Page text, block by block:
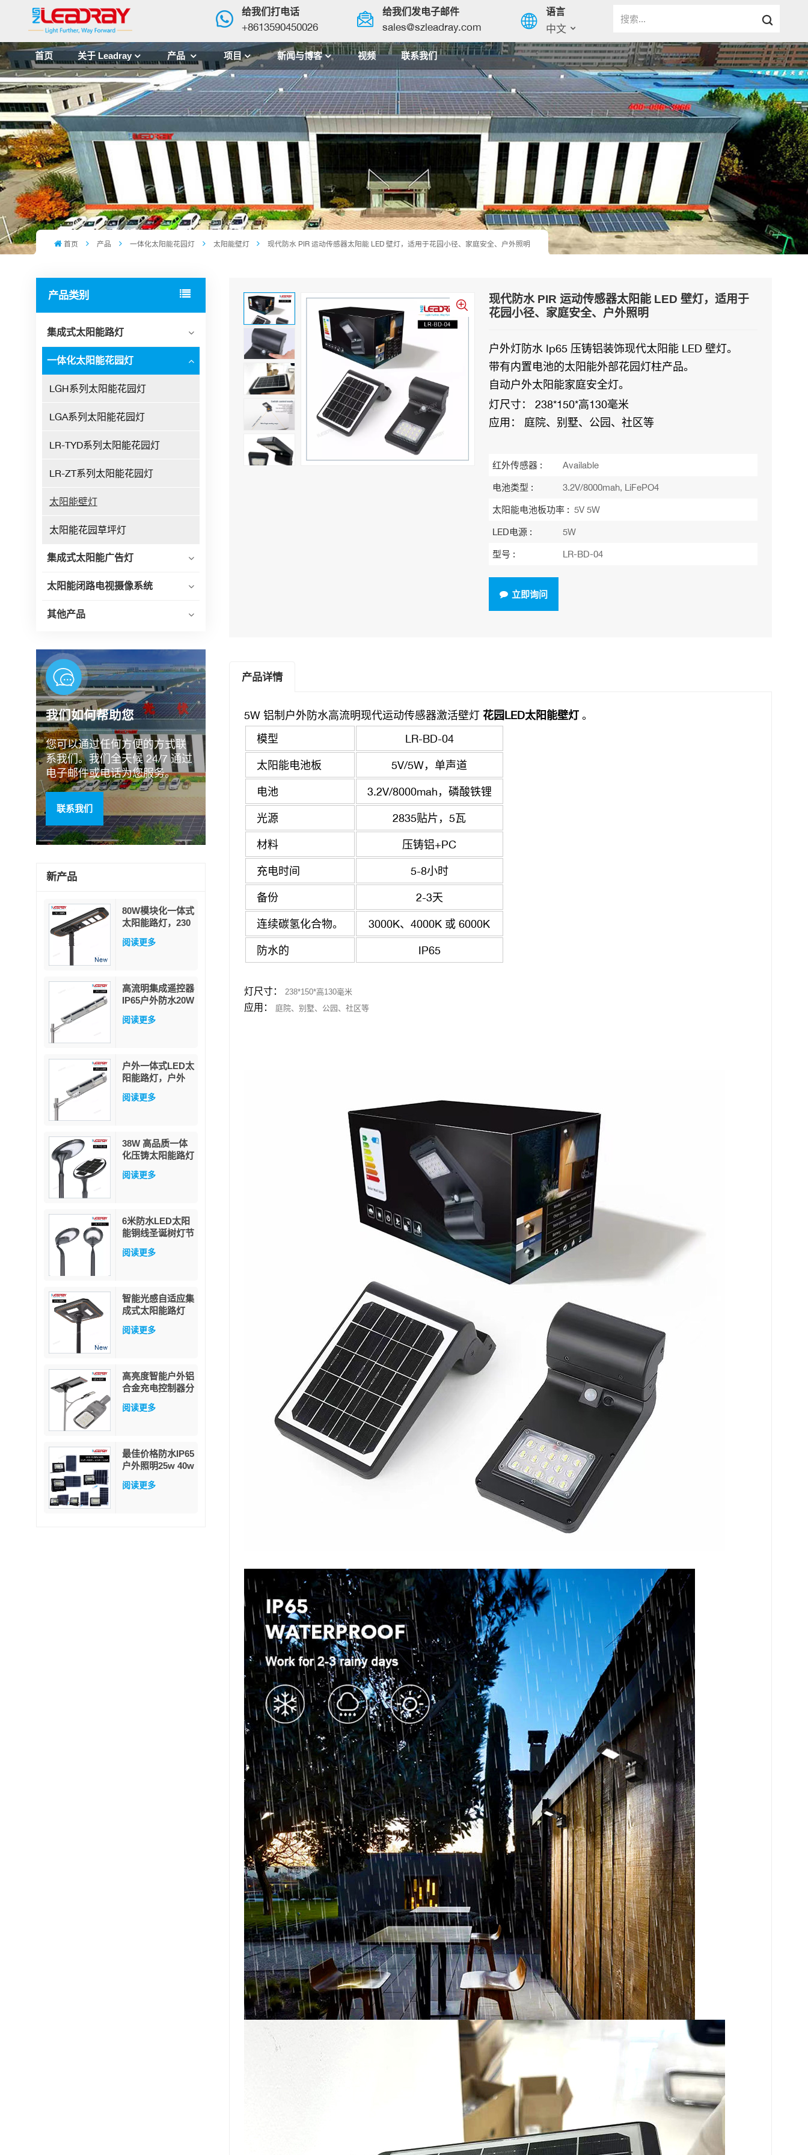
给我们打电话
+8613590450026
给我们发电子邮件
sales@szleadray.com
语言
中文
English
français
español
العربية
中文
首页 关于 Leadray 产品 项目 新闻与博客 视频 联系我们
首页 产品 一体化太阳能花园灯 太阳能壁灯 现代防水 PIR 运动传感器太阳能 LED 壁灯，适用于花园小径、家庭安全、户外照明
产品类别
集成式太阳能路灯
一体化太阳能花园灯
LGH系列太阳能花园灯
LGA系列太阳能花园灯
LR-TYD系列太阳能花园灯
LR-ZT系列太阳能花园灯
太阳能壁灯
太阳能花园草坪灯
集成式太阳能广告灯
太阳能闭路电视摄像系统
其他产品
我们如何帮助您
您可以通过任何方便的方式联
系我们。我们全天候 24/7 通过
电子邮件或电话为您服务。
联系我们
新产品
80W模块化一体式
太阳能路灯，230
带PIR人体感应器
用级磷酸铁锂电池
阅读更多
高流明集成遥控器
IP65户外防水20W
LED太阳能路灯
阅读更多
户外一体式LED太
阳能路灯，户外
40W LED太阳能
阅读更多
38W 高品质一体
化压铸太阳能路灯
灯杆安装 适用于
阅读更多
6米防水LED太阳
能铜线圣诞树灯节
串户外花园装饰
阅读更多
智能光感自适应集
成式太阳能路灯
阅读更多
高亮度智能户外铝
合金充电控制器分
路灯
阅读更多
最佳价格防水IP65
户外照明25w 40w
300w ABS玻璃
阅读更多
现代防水 PIR 运动传感器太阳能 LED 壁灯，适用于
花园小径、家庭安全、户外照明
户外灯防水 Ip65 压铸铝装饰现代太阳能 LED 壁灯。
带有内置电池的太阳能外部花园灯柱产品。
自动户外太阳能家庭安全灯。
灯尺寸：238*150*高130毫米
应用： 庭院、别墅、公园、社区等
红外传感器 :
Available
电池类型 :
3.2V/8000mah, LiFePO4
太阳能电池板功率 : 5V 5W
LED电源 :
5W
型号 :
LR-BD-04
立即询问
产品详情
5W 铝制户外防水高流明现代运动传感器激活壁灯 花园LED太阳能壁灯 。
模型
LR-BD-04
太阳能电池板
5V/5W，单声道
电池
3.2V/8000mah，磷酸铁锂
光源
2835贴片，5瓦
材料
压铸铝+PC
充电时间
5-8小时
备份
2-3天
连续碳氢化合物。
3000K、4000K 或 6000K
防水的
IP65
灯尺寸： 238*150*高130毫米
应用： 庭院、别墅、公园、社区等